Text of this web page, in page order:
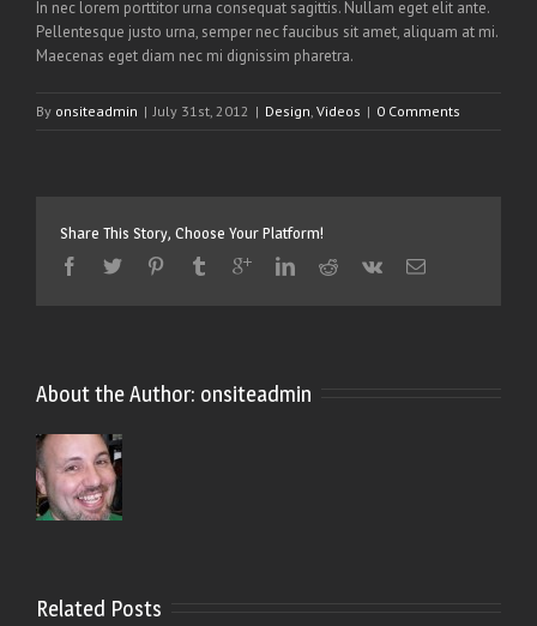
In nec lorem porttitor urna consequat sagittis. Nullam eget elit ante.
Pellentesque justo urna, semper nec faucibus sit amet, aliquam at mi.
Maecenas eget diam nec mi dignissim pharetra.
By onsiteadmin | July 31st, 2012 | Design Videos | 0 Comments
Share This Story, Choose Your Platform!
About the Author: onsiteadmin
Related Posts